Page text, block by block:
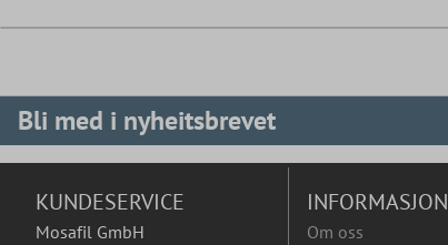
Bli med i nyheitsbrevet
KUNDESERVICE
Mosafil GmbH
INFORMASJON
Om oss